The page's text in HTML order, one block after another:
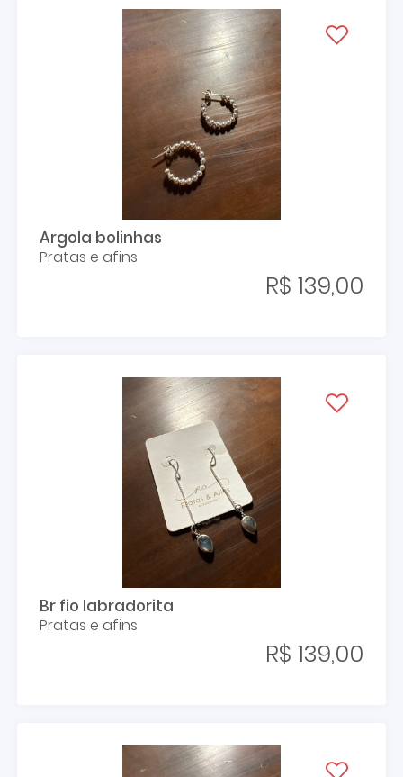
Argola bolinhas
Pratas e afins
R$ 139,00
Br fio labradorita
Pratas e afins
R$ 139,00